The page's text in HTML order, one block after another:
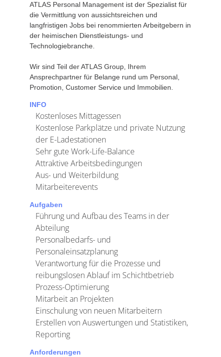
ATLAS Personal Management ist der Spezialist für
die Vermittlung von aussichtsreichen und
langfristigen Jobs bei renommierten Arbeitgebern in
der heimischen Dienstleistungs- und
Technologiebranche.
Wir sind Teil der ATLAS Group, Ihrem
Ansprechpartner für Belange rund um Personal,
Promotion, Customer Service und Immobilien.
INFO
Kostenloses Mittagessen
Kostenlose Parkplätze und private Nutzung
der E-Ladestationen
Sehr gute Work-Life-Balance
Attraktive Arbeitsbedingungen
Aus- und Weiterbildung
Mitarbeiterevents
Aufgaben
Führung und Aufbau des Teams in der
Abteilung
Personalbedarfs- und
Personaleinsatzplanung
Verantwortung für die Prozesse und
reibungslosen Ablauf im Schichtbetrieb
Prozess-Optimierung
Mitarbeit an Projekten
Einschulung von neuen Mitarbeitern
Erstellen von Auswertungen und Statistiken,
Reporting
Anforderungen